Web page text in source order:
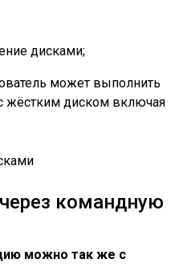
дисками;
может выполнить
жёстким диском включая
командную
можно так же с